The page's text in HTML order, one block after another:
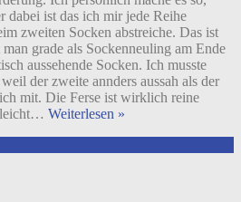
dabei ist das ich mir jede Reihe
zweiten Socken abstreiche. Das ist
grade als Sockenneuling am Ende
aussehende Socken. Ich musste
der zweite annders aussah als der
mit. Die Ferse ist wirklich reine
… Weiterlesen »